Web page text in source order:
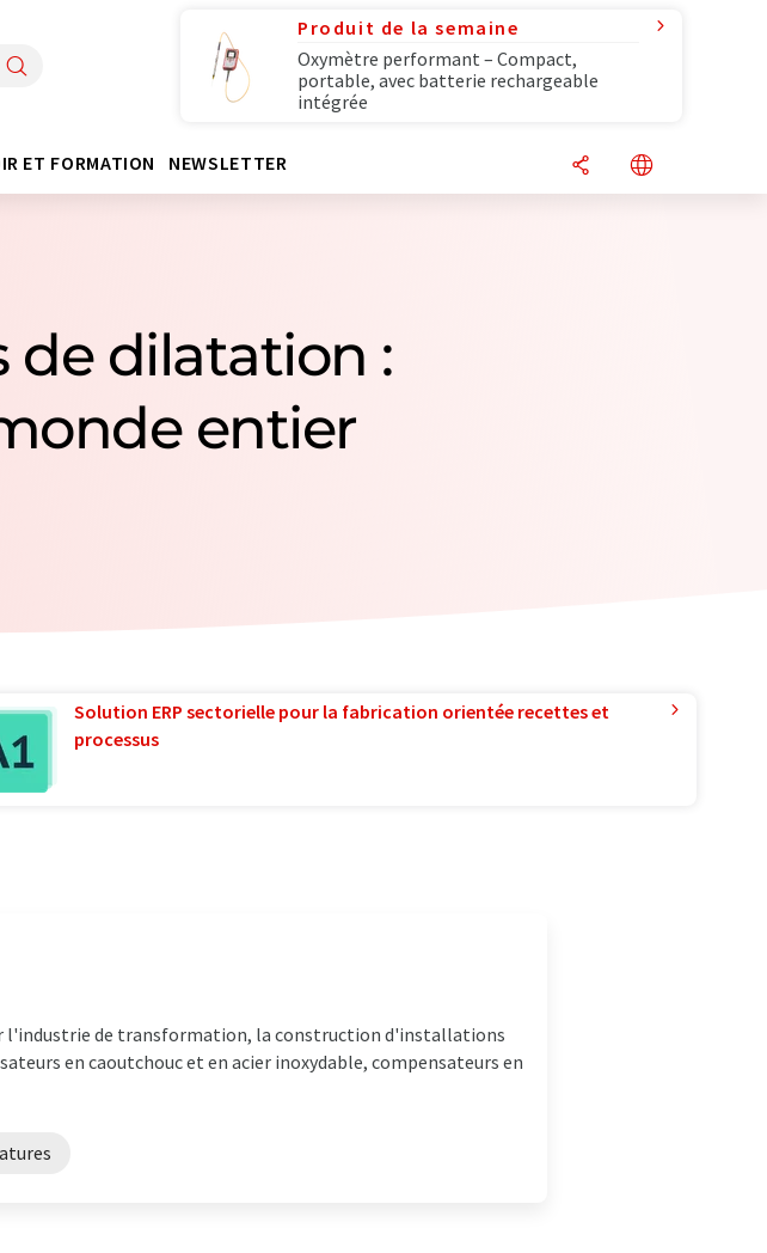
Produit de la semaine
Oxymètre performant – Compact,
portable, avec batterie rechargeable
intégrée
ET FORMATION NEWSLETTER
de dilatation :
entier
Solution ERP sectorielle pour la fabrication orientée recettes et
processus
l'industrie de transformation, la construction d'installations
en caoutchouc et en acier inoxydable, compensateurs en